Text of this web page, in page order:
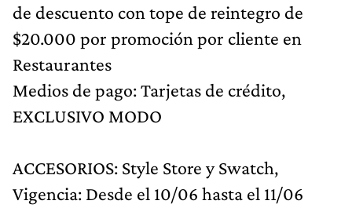
de descuento con tope de reintegro de
$20.000 por promoción por cliente en
Restaurantes
Medios de pago: Tarjetas de crédito,
EXCLUSIVO MODO
ACCESORIOS: Style Store y Swatch,
Vigencia: Desde el 10/06 hasta el 11/06